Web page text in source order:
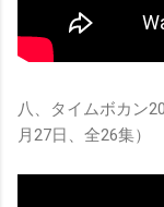
八、タイムボカン
月27日、全26集）